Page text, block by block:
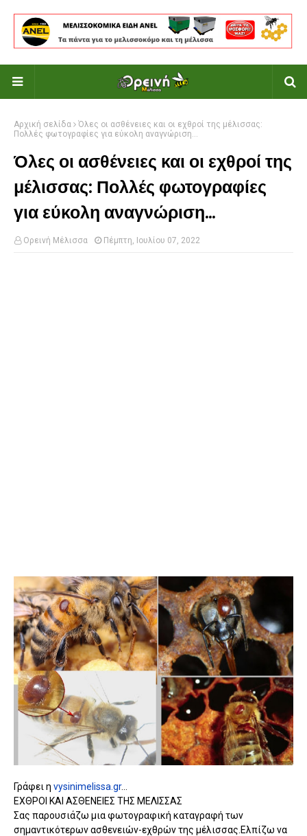
Αρχική σελίδα
Όλες οι ασθένειες και οι εχθροί της μέλισσας:
Πολλές φωτογραφίες για εύκολη αναγνώριση...
Όλες οι ασθένειες και οι εχθροί της
μέλισσας: Πολλές φωτογραφίες
για εύκολη αναγνώριση...
Ορεινή Μέλισσα Πέμπτη, Ιουλίου 07, 2022
Γράφει η vysinimelissa.gr...
ΕΧΘΡΟΙ ΚΑΙ ΑΣΘΕΝΕΙΕΣ ΤΗΣ ΜΕΛΙΣΣΑΣ
Σας παρουσιάζω μια φωτογραφική καταγραφή των
σημαντικότερων ασθενειών-εχθρών της μέλισσας.Ελπίζω να